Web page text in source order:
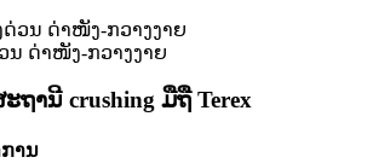
ນ ດ່າໜັງ-ກວາງງາຍ
ຖານີ crushing ມືຖື Terex
ານ